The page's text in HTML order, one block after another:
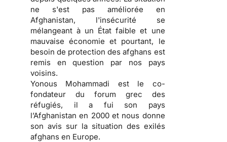
ne s'est pas améliorée en
Afghanistan, l'insécurité se
mélangeant à un État faible et une
mauvaise économie et pourtant, le
besoin de protection des afghans est
remis en question par nos pays
voisins.
Yonous Mohammadi est le co-
fondateur du forum grec des
réfugiés, il a fui son pays
l’Afghanistan en 2000 et nous donne
son avis sur la situation des exilés
afghans en Europe.